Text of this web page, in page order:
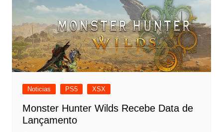
Noticias PS5 XSX
Monster Hunter Wilds Recebe Data de
Lançamento